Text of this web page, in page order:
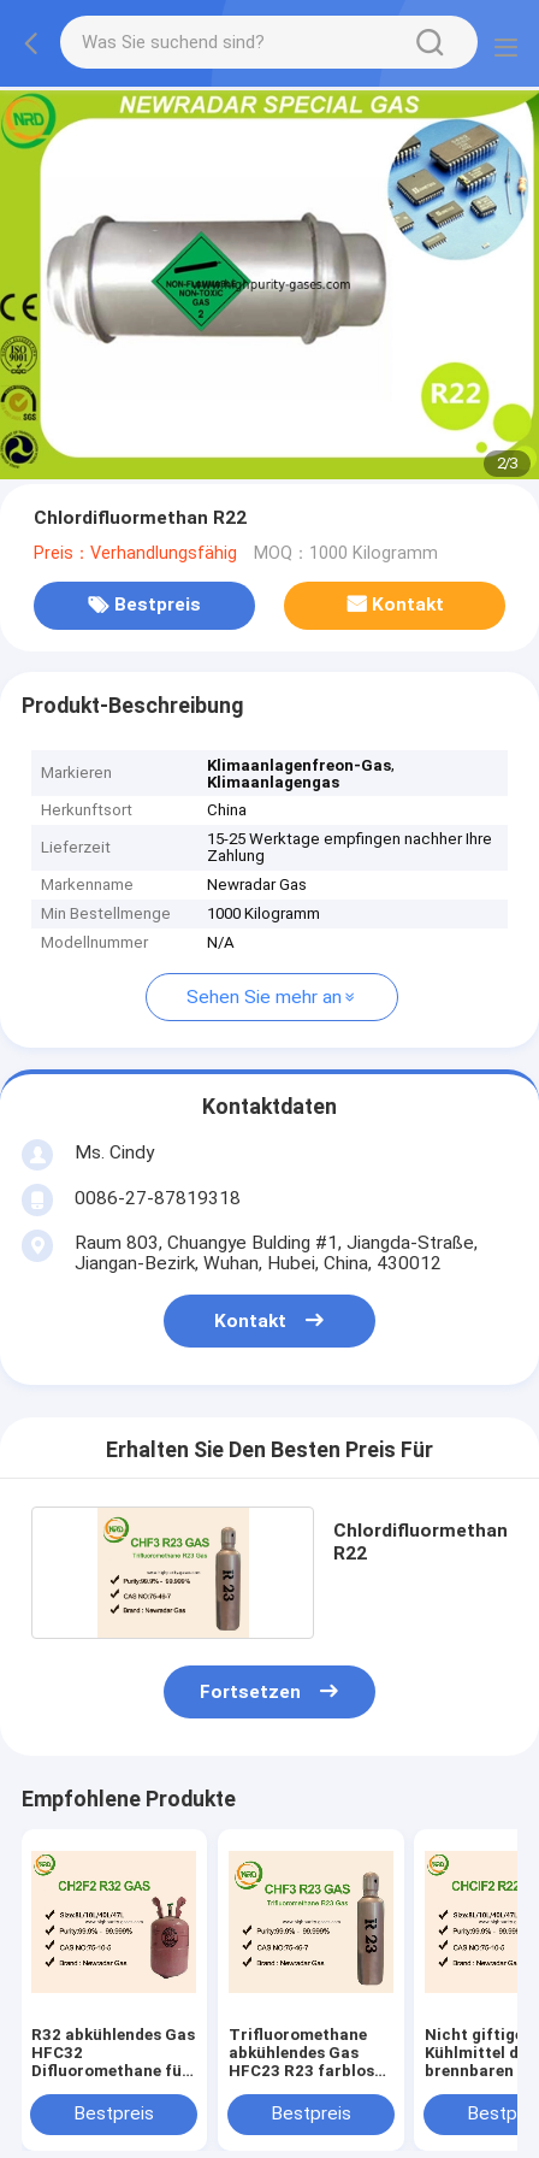
2/3
Chlordifluormethan R22
Preis：Verhandlungsfähig MOQ：1000 Kilogramm
Bestpreis Kontakt
Produkt-Beschreibung
Markieren Klimaanlagenfreon-Gas,
Klimaanlagengas
Herkunftsort
China
Lieferzeit
15-25 Werktage empfingen nachher Ihre
Zahlung
Markenname
Newradar Gas
Min Bestellmenge
1000 Kilogramm
Modellnummer
N/A
Sehen Sie mehr an
Kontaktdaten
Ms. Cindy
0086-27-87819318
Raum 803, Chuangye Bulding #1, Jiangda-Straße,
Jiangan-Bezirk, Wuhan, Hubei, China, 430012
Kontakt
Erhalten Sie Den Besten Preis Für
Chlordifluormethan
R22
Fortsetzen
Empfohlene Produkte
R32 abkühlendes Gas
HFC32
Difluoromethane für
Bestpreis
Trifluoromethane
abkühlendes Gas
HFC23 R23 farbloses
Bestpreis
Nicht giftiges
Kühlmittel
brennbaren